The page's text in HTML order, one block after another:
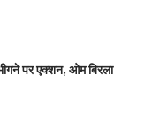
पर एक्शन, ओम बिरला